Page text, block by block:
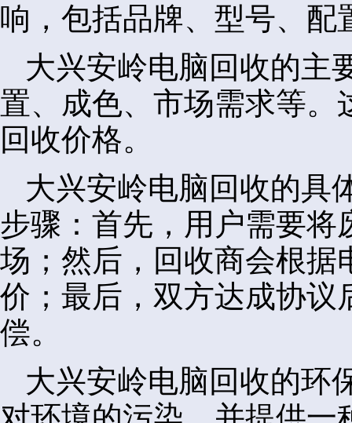
响，包括品牌、型号、配
大兴安岭电脑回收的主
置、成色、市场需求等。
回收价格。
大兴安岭电脑回收的具
步骤：首先，用户需要将
场；然后，回收商会根据
价；最后，双方达成协议
偿。
大兴安岭电脑回收的环